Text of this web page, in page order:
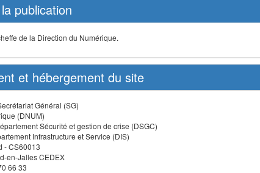
publication
de la Direction du Numérique.
et hébergement du site
Général (SG)
(DNUM)
Sécurité et gestion de crise (DSGC)
Infrastructure et Service (DIS)
- CS60013
en-Jalles CEDEX
66 33